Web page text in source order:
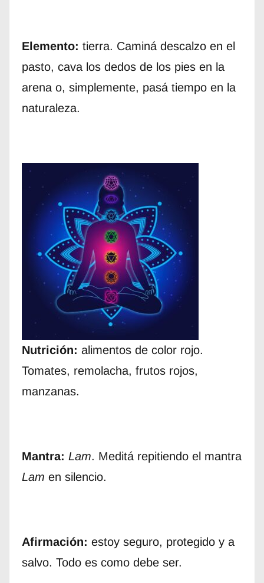
Elemento: tierra. Caminá descalzo en el
pasto, cava los dedos de los pies en la
arena o, simplemente, pasá tiempo en la
naturaleza.
Nutrición: alimentos de color rojo.
Tomates, remolacha, frutos rojos,
manzanas.
Mantra: Lam. Meditá repitiendo el mantra
Lam en silencio.
Afirmación: estoy seguro, protegido y a
salvo. Todo es como debe ser.